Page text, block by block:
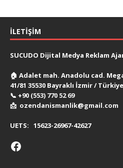
İLETIŞIM
SUCUDO Dijital Medya Reklam
🏠 Adalet mah. Anadolu cad.
41/81 35530 Bayraklı İzmir / Türkiye
📞 +90 (553) 770 52 69
📩 ozendanismanlik@gmail.com
UETS: 15623-26967-42627